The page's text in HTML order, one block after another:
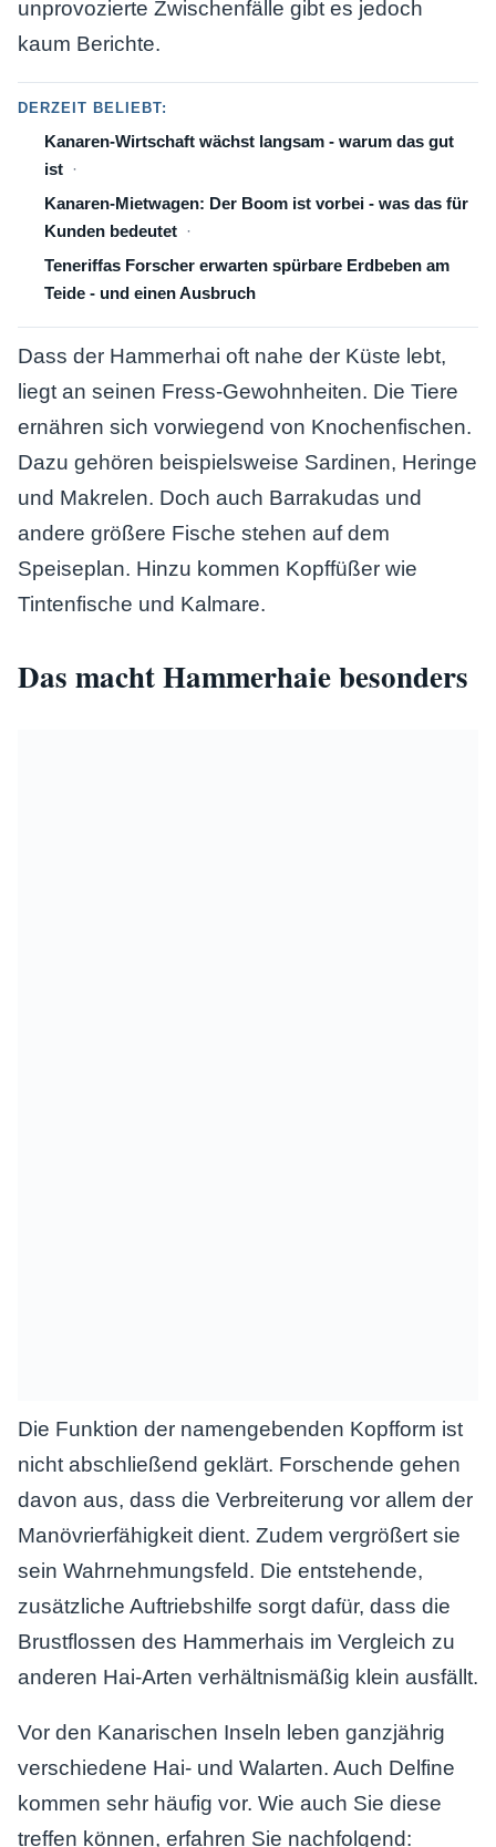
unprovozierte Zwischenfälle gibt es jedoch
kaum Berichte.
DERZEIT BELIEBT:
Kanaren-Wirtschaft wächst langsam - warum das gut
ist
Kanaren-Mietwagen: Der Boom ist vorbei - was das für
Kunden bedeutet
Teneriffas Forscher erwarten spürbare Erdbeben am
Teide - und einen Ausbruch
Dass der Hammerhai oft nahe der Küste lebt,
liegt an seinen Fress-Gewohnheiten. Die Tiere
ernähren sich vorwiegend von Knochenfischen.
Dazu gehören beispielsweise Sardinen, Heringe
und Makrelen. Doch auch Barrakudas und
andere größere Fische stehen auf dem
Speiseplan. Hinzu kommen Kopffüßer wie
Tintenfische und Kalmare.
Das macht Hammerhaie besonders
Die Funktion der namengebenden Kopfform ist
nicht abschließend geklärt. Forschende gehen
davon aus, dass die Verbreiterung vor allem der
Manövrierfähigkeit dient. Zudem vergrößert sie
sein Wahrnehmungsfeld. Die entstehende,
zusätzliche Auftriebshilfe sorgt dafür, dass die
Brustflossen des Hammerhais im Vergleich zu
anderen Hai-Arten verhältnismäßig klein ausfällt.
Vor den Kanarischen Inseln leben ganzjährig
verschiedene Hai- und Walarten. Auch Delfine
kommen sehr häufig vor. Wie auch Sie diese
treffen können, erfahren Sie nachfolgend: